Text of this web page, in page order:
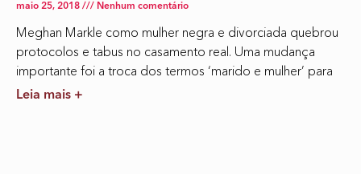
maio 25, 2018 Nenhum comentário
Meghan Markle como mulher negra e divorciada quebrou
protocolos e tabus no casamento real. Uma mudança
importante foi a troca dos termos ‘marido e mulher’ para
Leia mais +